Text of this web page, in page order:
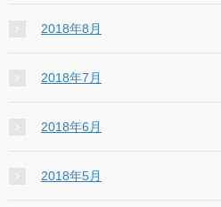
2018年8月
2018年7月
2018年6月
2018年5月